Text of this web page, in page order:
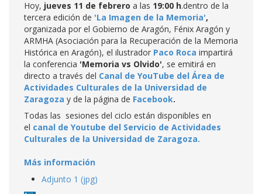
Hoy, jueves 11 de febrero a las 19:00 h.dentro de la
tercera edición de 'La Imagen de la Memoria',
organizada por el Gobierno de Aragón, Fénix Aragón y
ARMHA (Asociación para la Recuperación de la Memoria
Histórica en Aragón), el ilustrador Paco Roca impartirá
la conferencia 'Memoria vs Olvido', se emitirá en
directo a través del Canal de YouTube del Área de
Actividades Culturales de la Universidad de
Zaragoza y de la página de Facebook.
Todas las sesiones del ciclo están disponibles en
el canal de Youtube del Servicio de Actividades
Culturales de la Universidad de Zaragoza.
Más información
Adjunto 1 (jpg)